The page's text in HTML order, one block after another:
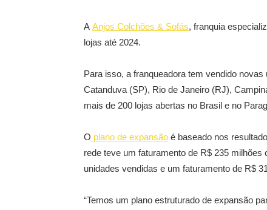
A Anjos Colchões & Sofás, franquia
lojas até 2024.
Para isso, a franqueadora tem vendido
Catanduva (SP), Rio de Janeiro (RJ),
mais de 200 lojas abertas no Brasil e no
O plano de expansão é baseado nos
rede teve um faturamento de R$ 235
unidades vendidas e um faturamento de R$
“Temos um plano estruturado de expansão